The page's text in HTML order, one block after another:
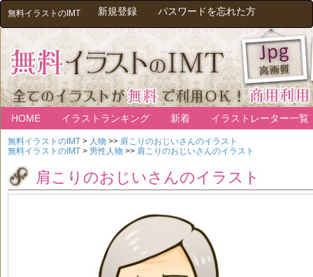
無料イラストのIMT 新規登録 パスワードを忘れた方
HOME イラストランキング 新着 イラストレーター一覧
無料イラストのIMT > 人物 >> 肩こりのおじいさんのイラスト
無料イラストのIMT > 男性人物 >> 肩こりのおじいさんのイラスト
肩こりのおじいさんのイラスト